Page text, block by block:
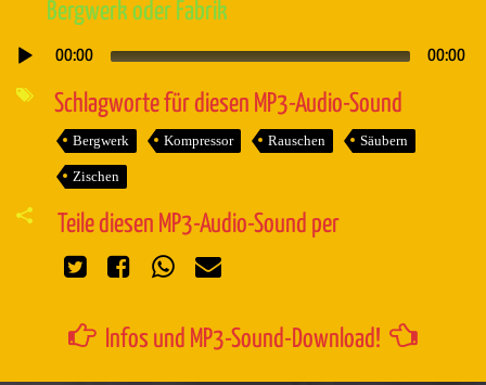
Bergwerk oder Fabrik
Audio-
00:00 00:00
Schlagworte für diesen MP3-Audio-Sound
Bergwerk Kompressor Rauschen Säubern
Zischen
Teile diesen MP3-Audio-Sound per
Infos und MP3-Sound-Download!